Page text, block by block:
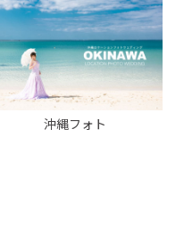
沖縄フォト